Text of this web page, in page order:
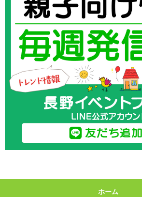
ホーム